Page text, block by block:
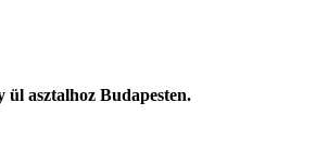
ül asztalhoz Budapesten.